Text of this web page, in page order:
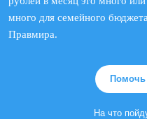
много для семейного
Правмира.
На что